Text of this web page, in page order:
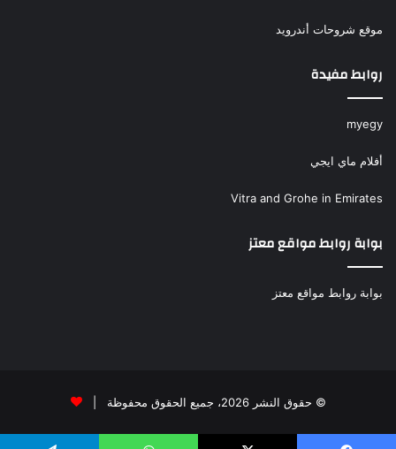
موقع شروحات أندرويد
روابط مفيدة
myegy
أفلام ماي ايجي
Vitra and Grohe in Emirates
بوابة روابط مواقع معتز
بوابة روابط مواقع معتز
© حقوق النشر 2026، جميع الحقوق محفوظة |